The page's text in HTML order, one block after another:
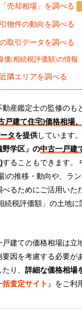
売却相場」を調べる
物件の動向を調べる
取引データを調べる
価(相続税評価額)の情報
隣エリアを調べる
産鑑定士の監修のも
戸建て住宅)価格相場
タを提供しています
野学区」の中古一戸建
することもできます。
の推移・動向や、ラン
るためにご活用いた
続税評価額」の土地
建ての価格相場は立
因を考慮する必要が
たり、 詳細な価格相場
査定サイト 』をご利